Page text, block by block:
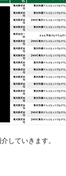
していきます。